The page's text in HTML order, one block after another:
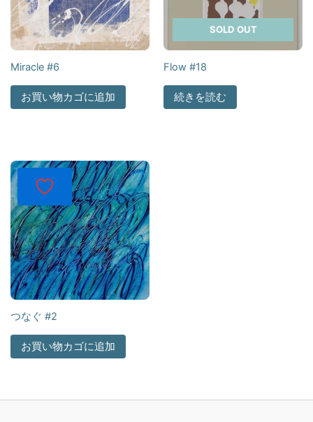
Miracle #6
お買い物カゴに追加
SOLD OUT
Flow #18
続きを読む
つなぐ #2
お買い物カゴに追加